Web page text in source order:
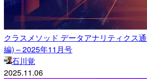
クラスメソッド データアナリティクス
編) – 2025年11月号
石川覚
2025.11.06